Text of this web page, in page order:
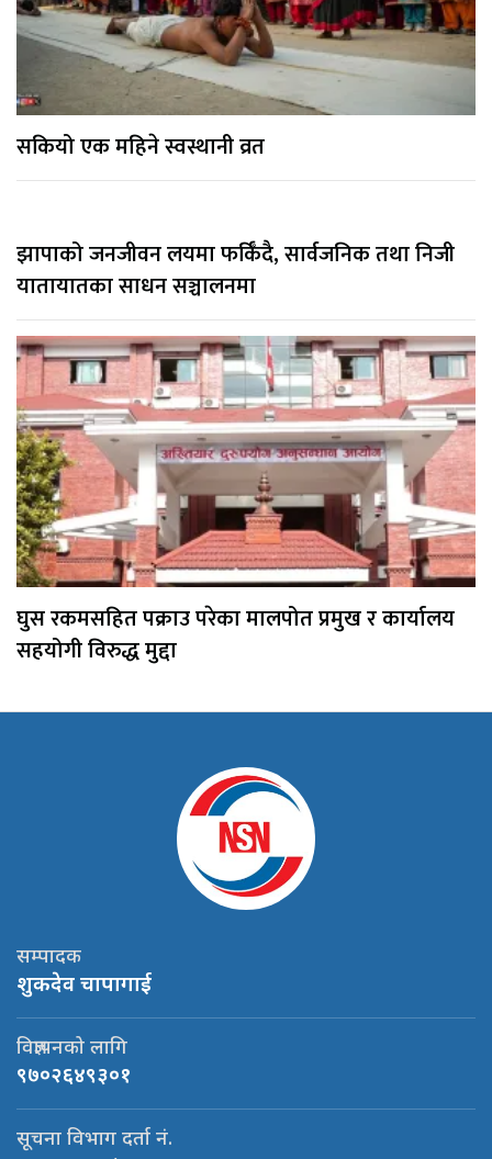
सकियो एक महिने स्वस्थानी व्रत
झापाको जनजीवन लयमा फर्किँदै, सार्वजनिक तथा निजी
यातायातका साधन सञ्चालनमा
घुस रकमसहित पक्राउ परेका मालपोत प्रमुख र कार्यालय
सहयोगी विरुद्ध मुद्दा
सम्पादक
शुकदेव चापागाई
विज्ञापनको लागि
९७०२६४९३०१
सूचना विभाग दर्ता नं.